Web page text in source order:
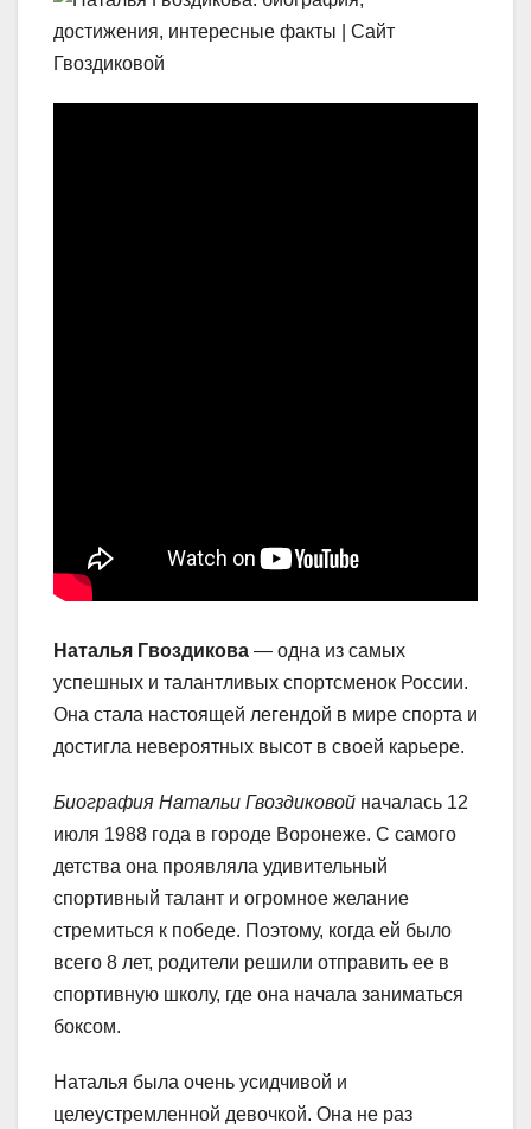
Наталья Гвоздикова — одна из самых
успешных и талантливых спортсменок России.
Она стала настоящей легендой в мире спорта и
достигла невероятных высот в своей карьере.
Биография Натальи Гвоздиковой началась 12
июля 1988 года в городе Воронеже. С самого
детства она проявляла удивительный
спортивный талант и огромное желание
стремиться к победе. Поэтому, когда ей было
всего 8 лет, родители решили отправить ее в
спортивную школу, где она начала заниматься
боксом.
Наталья была очень усидчивой и
целеустремленной девочкой. Она не раз